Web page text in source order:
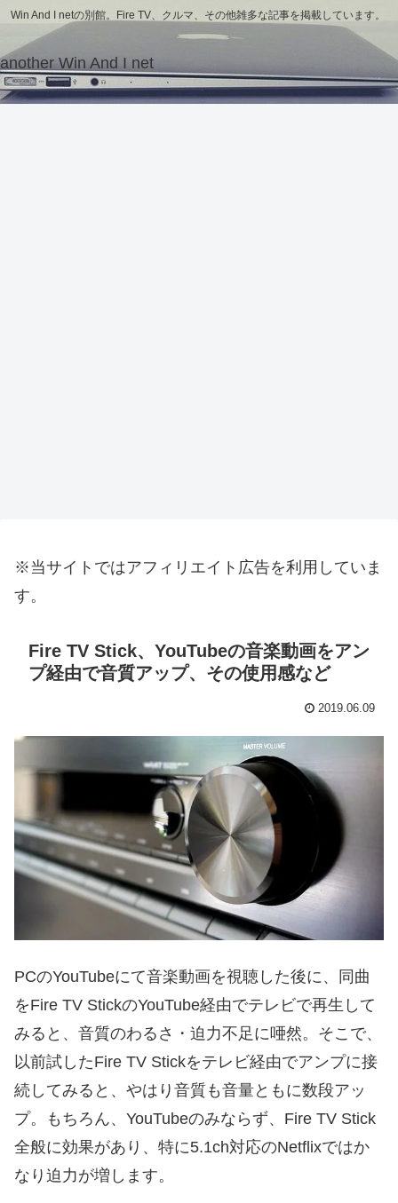
Win And I netの別館。Fire TV、クルマ、その他雑多な記事を掲載しています。
another Win And I net
※当サイトではアフィリエイト広告を利用していま
す。
Fire TV Stick、YouTubeの音楽動画をアン
プ経由で音質アップ、その使用感など
2019.06.09
PCのYouTubeにて音楽動画を視聴した後に、同曲
をFire TV StickのYouTube経由でテレビで再生して
みると、音質のわるさ・迫力不足に唖然。そこで、
以前試したFire TV Stickをテレビ経由でアンプに接
続してみると、やはり音質も音量ともに数段アッ
プ。もちろん、YouTubeのみならず、Fire TV Stick
全般に効果があり、特に5.1ch対応のNetflixではか
なり迫力が増します。